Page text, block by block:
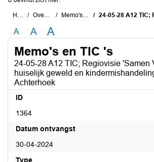
Home Overzichten Memo's en TIC 's 24-05-28 A12 TIC; Regiovisie 'Samen Veilig' aanpak
A A A
Memo's en TIC 's
24-05-28 A12 TIC; Regiovisie 'Samen
huiselijk geweld en
Achterhoek
ID
1364
Datum ontvangst
30-04-2024
Type